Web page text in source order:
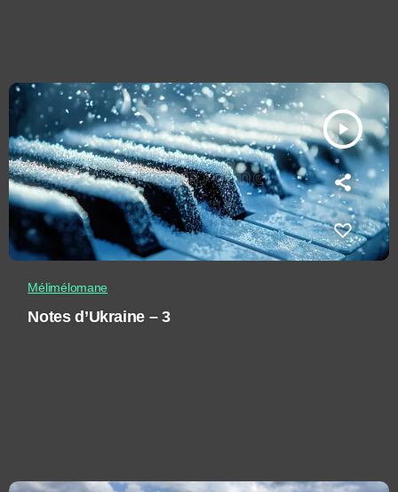
play_arrow
Mélimélomane
Notes d’Ukraine – 3